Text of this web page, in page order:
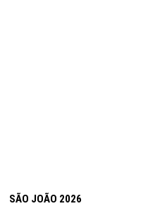
SÃO JOÃO 2026